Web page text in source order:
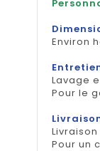
Environ
Lavage
Pour le
Pour un